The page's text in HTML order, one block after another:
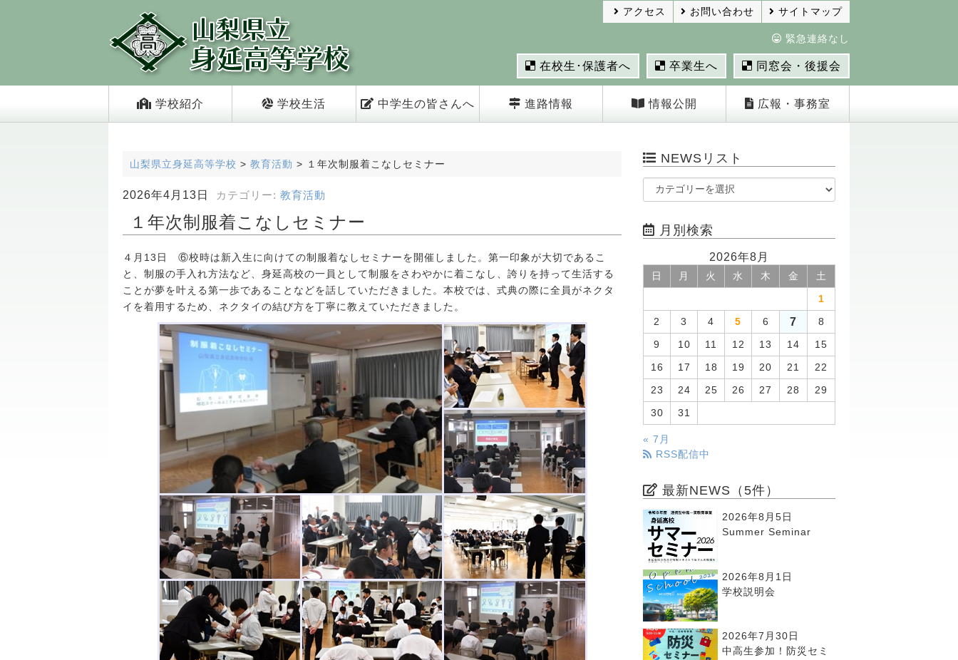
サイトマップ
お問い合わせ
アクセス
緊急連絡なし
在校生･保護者へ 卒業生へ 同窓会・後援会
学校紹介 学校生活 中学生の皆さんへ 進路情報 情報公開 広報・事務室
山梨県立身延高等学校 > 教育活動 > １年次制服着こなしセミナー
2026年4月13日 カテゴリー: 教育活動
１年次制服着こなしセミナー
４月13日 ⑥校時は新入生に向けての制服着なしセミナーを開催しました。第一印象が大切であるこ
と、制服の手入れ方法など、身延高校の一員として制服をさわやかに着こなし、誇りを持って生活する
ことが夢を叶える第一歩であることなどを話していただきました。本校では、式典の際に全員がネクタ
イを着用するため、ネクタイの結び方を丁寧に教えていただきました。
NEWSリスト
月別検索
2026年8月
日 月 火 水 木 金 土
1
2 3 4 5 6 7 8
9 10 11 12 13 14 15
16 17 18 19 20 21 22
23 24 25 26 27 28 29
30 31
« 7月
RSS配信中
最新NEWS（5件）
2026年8月5日
Summer Seminar
2026年8月1日
学校説明会
2026年7月30日
中高生参加！防災セミ